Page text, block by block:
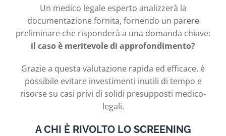
Un medico legale esperto analizzerà la
documentazione fornita, fornendo un parere
preliminare che risponderà a una domanda chiave:
il caso è meritevole di approfondimento?
Grazie a questa valutazione rapida ed efficace, è
possibile evitare investimenti inutili di tempo e
risorse su casi privi di solidi presupposti medico-
legali.
A CHI È RIVOLTO LO SCREENING